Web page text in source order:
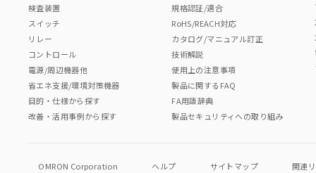
検査装置
スイッチ
リレー
コントロール
電源/周辺機器他
省エネ支援/環境対策機器
目的・仕様から探す
改善・活用事例から探す
規格認証/適合
RoHS/REACH対応
カタログ/マニュアル訂正
技術解説
使用上の注意事項
製品に関するFAQ
FA用語辞典
製品セキュリティへの取り組み
OMRON Corporation ヘルプ サイトマップ 関連